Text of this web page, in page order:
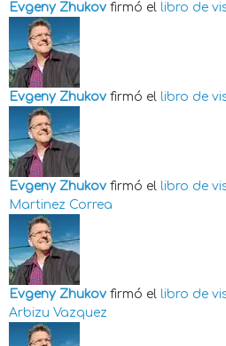
Evgeny Zhukov firmó el libro de
Evgeny Zhukov firmó el libro de
Evgeny Zhukov firmó el libro de
Martinez Correa
Evgeny Zhukov firmó el libro de
Arbizu Vazquez